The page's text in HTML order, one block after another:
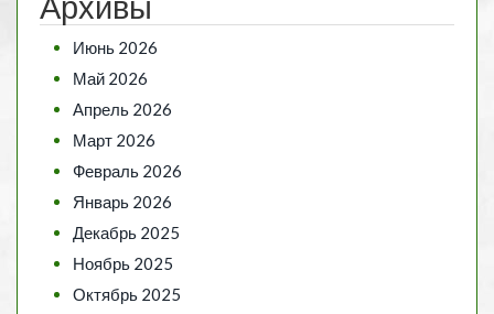
Июнь 2026
Май 2026
Апрель 2026
Март 2026
Февраль 2026
Январь 2026
Декабрь 2025
Ноябрь 2025
Октябрь 2025